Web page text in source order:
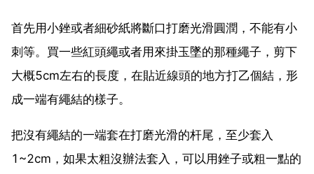
首先用小銼或者細砂紙將斷口打磨光滑圓潤，不能有小
刺等。買一些紅頭繩或者用來掛玉墜的那種繩子，剪下
大概5cm左右的長度，在貼近線頭的地方打乙個結，形
成一端有繩結的樣子。
把沒有繩結的一端套在打磨光滑的杆尾，至少套入
1~2cm，如果太粗沒辦法套入，可以用銼子或粗一點的